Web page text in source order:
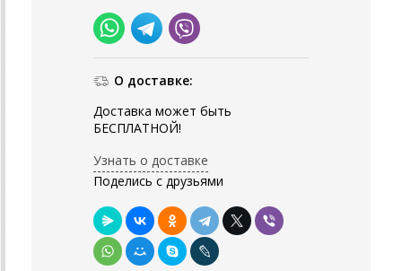
О доставке:
Доставка может быть
БЕСПЛАТНОЙ!
Узнать о доставке
Поделись с друзьями